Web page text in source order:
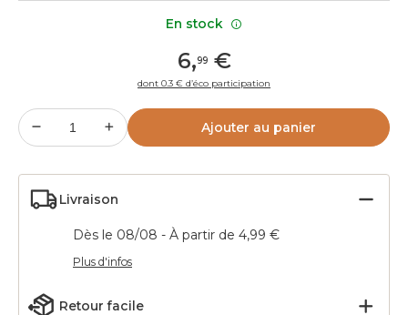
6,99€
dont 0.3 € d’éco participation
Ajouter au panier
Livraison
Dès le 08/08 - À partir de 4,99 €
Plus d'infos
Retour facile